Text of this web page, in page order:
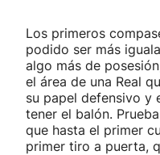
Los primeros
podido ser más
algo más de
el área de una Real
su papel defensivo y
tener el balón.
que hasta el primer
primer tiro a puerta,